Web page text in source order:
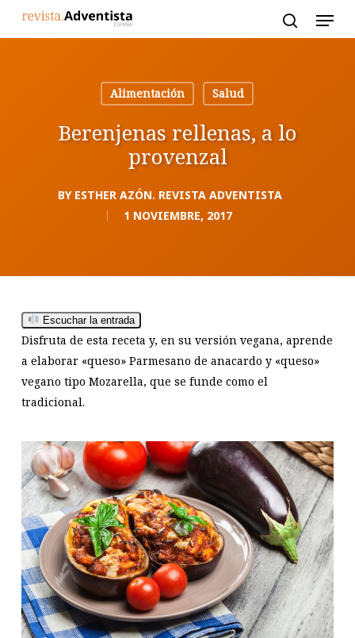
Alimentación
Salud
Berenjenas rellenas, a lo
provenzal
BY ESTHER AZÓN. REVISTA ADVENTISTA
1 NOVIEMBRE, 2017
Escuchar la entrada
Disfruta de esta receta y, en su versión vegana, aprende
a elaborar «queso» Parmesano de anacardo y «queso»
vegano tipo Mozarella, que se funde como el
tradicional.